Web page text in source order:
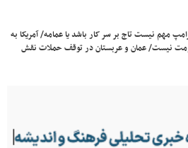
مهم نیست تاج بر سر کار باشد یا عمامه/ آمریکا به
نیست/ عمان و عربستان در توقف حملات نقش